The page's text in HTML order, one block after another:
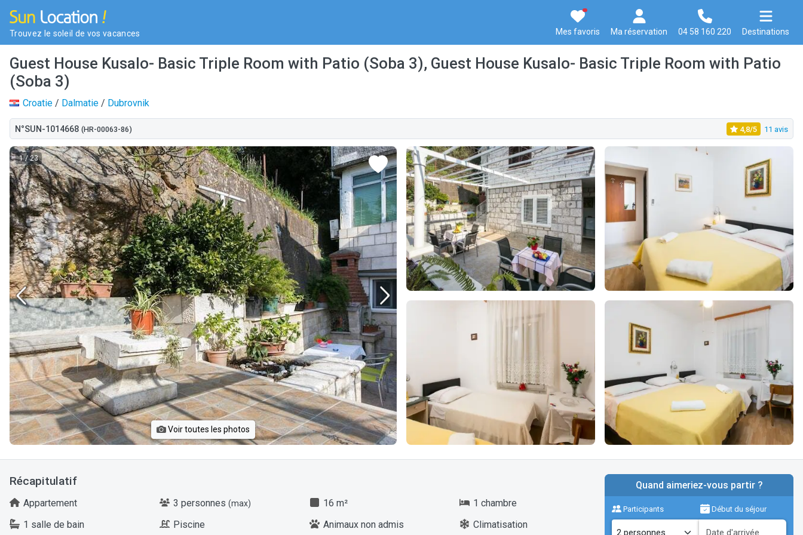
Trouvez le soleil de vos vacances Mes favoris Ma réservation 04 58 160 220 Destinations
Guest House Kusalo- Basic Triple Room with Patio (Soba 3), Guest House Kusalo- Basic Triple Room with Patio
(Soba 3)
Croatie / Dalmatie / Dubrovnik
N°SUN-1014668 (HR-00063-86) 4,8/5 11 avis
1/ 23
Voir toutes les photos
Récapitulatif
Appartement 3 personnes (max) 16 m²
1 chambre
1 salle de bain
Piscine Animaux non admis
Climatisation
Quand aimeriez-vous partir ?
Participants Début du séjour